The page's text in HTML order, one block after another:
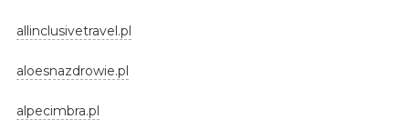
allinclusivetravel.pl
aloesnazdrowie.pl
alpecimbra.pl